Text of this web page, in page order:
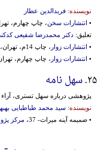
نویسنده: فریدالدین عطار
• انتشارات سخن، چاپ چهارم، تهران، ۱۳۹۸ش.، 2 جلد،
تعلیق: دکتر محمدرضا شفیعی
• انتشارات زوار ، چاپ 14م، تهران، ۱۳۸۳ش.، مصحح:
• انتشارات زوار ، چاپ چهارم، تهران، ۱۳۶۳ش.،
۲۵. سهل نامه
پژوهشی درباره سهل تستری،
نویسنده: سید محمد طباطبایی
• ضمیمه آینه میراث- 37،
مرکز